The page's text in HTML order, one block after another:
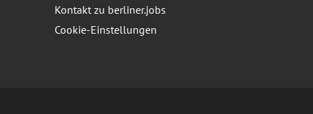
Kontakt zu berliner.jobs
Cookie-Einstellungen